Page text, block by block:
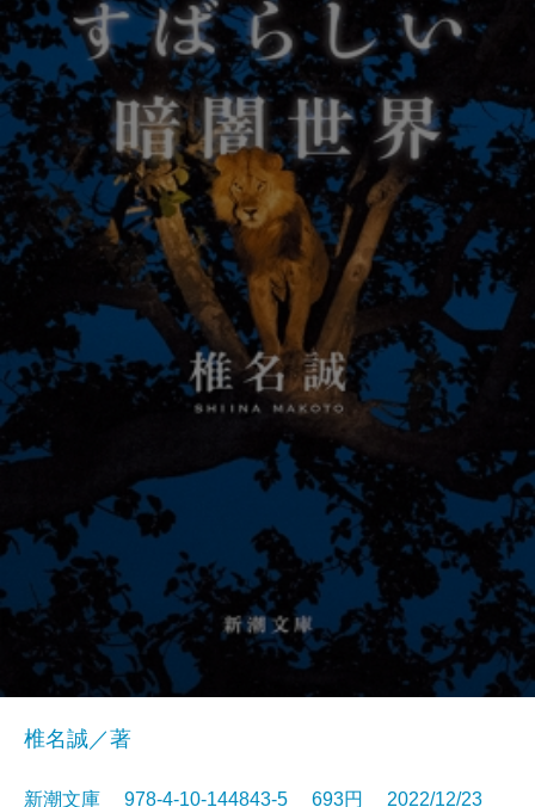
椎名誠／著
新潮文庫 978-4-10-144843-5 693円 2022/12/23